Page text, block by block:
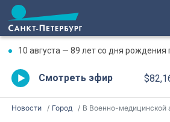
10 августа — 89 лет со дня рождения первого мэра
Смотреть эфир
Новости Город В Военно-медицинской академии имени